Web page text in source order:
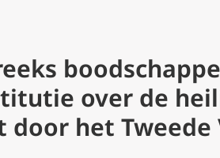
over de
het Tweede